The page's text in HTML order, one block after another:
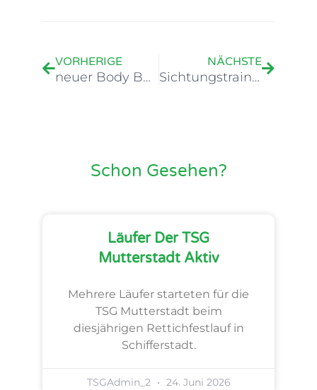
VORHERIGE
neuer Body Boost Kurs ab Januar
NÄCHSTE
Sichtungstrainig Trampolin
Schon Gesehen?
Läufer Der TSG
Mutterstadt Aktiv
Mehrere Läufer starteten für die
TSG Mutterstadt beim
diesjährigen Rettichfestlauf in
Schifferstadt.
TSGAdmin_2 24. Juni 2026